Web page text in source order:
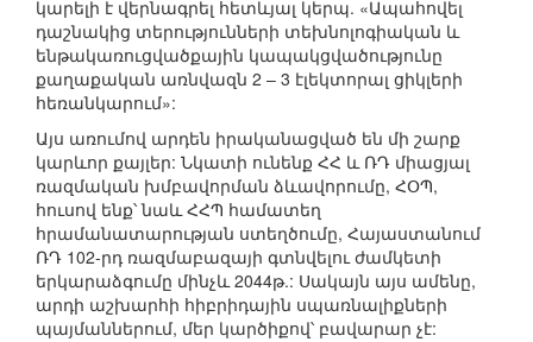
կարելի է վերնագրել հետևյալ կերպ. «Ապահովել
դաշնակից տերությունների տեխնոլոգիական և
ենթակառուցվածքային կապակցվածությունը
քաղաքական առնվազն 2 – 3 էլեկտորալ ցիկլերի
հեռանկարում»:
Այս առումով արդեն իրականացված են մի շարք
կարևոր քայլեր: Նկատի ունենք ՀՀ և ՌԴ միացյալ
ռազմական խմբավորման ձևավորումը, ՀՕՊ,
հուսով ենք՝ նաև ՀՀՊ համատեղ
հրամանատարության ստեղծումը, Հայաստանում
ՌԴ 102-րդ ռազմաբազայի գտնվելու ժամկետի
երկարաձգումը մինչև 2044թ.: Սակայն այս ամենը,
արդի աշխարհի հիբրիդային սպառնալիքների
պայմաններում, մեր կարծիքով՝ բավարար չէ: